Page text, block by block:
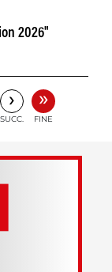
2026"
›
SUCC.
»
FINE